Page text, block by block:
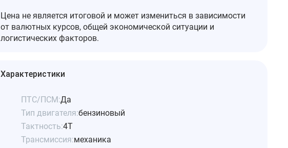
Цена не является итоговой и может измениться в зависимости
от валютных курсов, общей экономической ситуации и
логистических факторов.
Характеристики
ПТС/ПСМ:Да
Тип двигателя:бензиновый
Тактность:4Т
Трансмиссия:механика